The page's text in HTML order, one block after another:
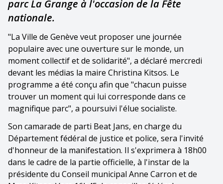
parc La Grange à l'occasion de la Fête
nationale.
"La Ville de Genève veut proposer une journée
populaire avec une ouverture sur le monde, un
moment collectif et de solidarité", a déclaré mercredi
devant les médias la maire Christina Kitsos. Le
programme a été conçu afin que "chacun puisse
trouver un moment qui lui corresponde dans ce
magnifique parc", a poursuivi l'élue socialiste.
Son camarade de parti Beat Jans, en charge du
Département fédéral de justice et police, sera l'invité
d'honneur de la manifestation. Il s'exprimera à 18h00
dans le cadre de la partie officielle, à l'instar de la
présidente du Conseil municipal Anne Carron et de